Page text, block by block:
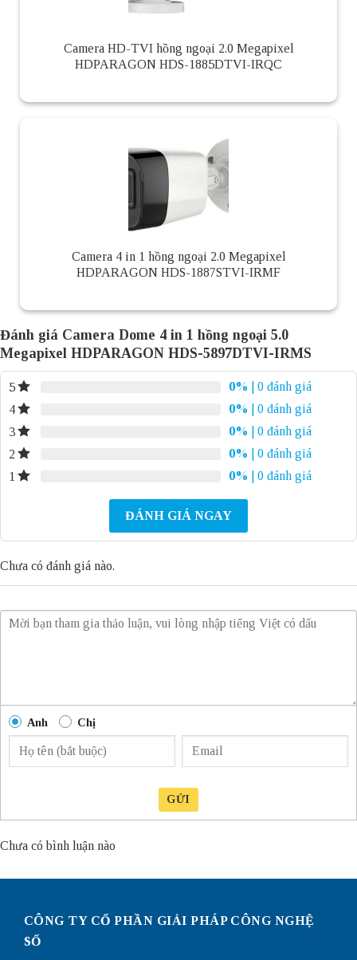
Camera HD-TVI hồng ngoại 2.0 Megapixel
HDPARAGON HDS-1885DTVI-IRQC
Camera 4 in 1 hồng ngoại 2.0 Megapixel
HDPARAGON HDS-1887STVI-IRMF
Đánh giá Camera Dome 4 in 1 hồng ngoại 5.0
Megapixel HDPARAGON HDS-5897DTVI-IRMS
5 0%
| 0 đánh giá
4
0%
| 0 đánh giá
3
0%
| 0 đánh giá
2
0%
| 0 đánh giá
1
0% | 0 đánh giá
ĐÁNH GIÁ NGAY
Chưa có đánh giá nào.
Anh Chị
GỬI
Chưa có bình luận nào
CÔNG TY CỔ PHẦN GIẢI PHÁP CÔNG NGHỆ
SỐ